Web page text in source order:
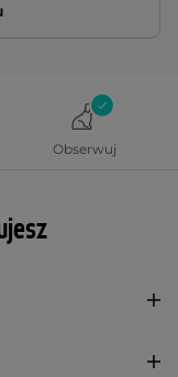
Obserwuj